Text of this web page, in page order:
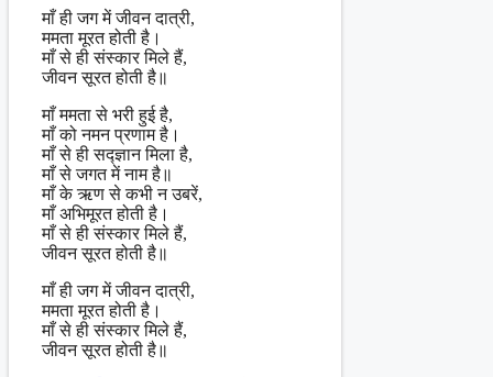
माँ ही जग में जीवन दात्री,
ममता मूरत होती है।
माँ से ही संस्कार मिले हैं,
जीवन सूरत होती है॥
माँ ममता से भरी हुई है,
माँ को नमन प्रणाम है।
माँ से ही सद्ज्ञान मिला है,
माँ से जगत में नाम है॥
माँ के ऋण से कभी न उबरें,
माँ अभिमूरत होती है।
माँ से ही संस्कार मिले हैं,
जीवन सूरत होती है॥
माँ ही जग में जीवन दात्री,
ममता मूरत होती है।
माँ से ही संस्कार मिले हैं,
जीवन सूरत होती है॥